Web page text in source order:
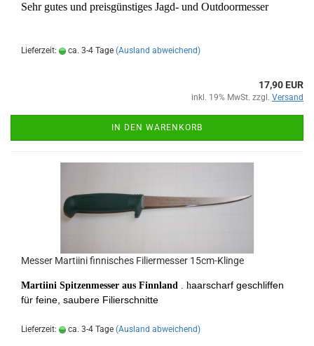
Sehr gutes und preisgünstiges Jagd- und Outdoormesser
Lieferzeit: ca. 3-4 Tage (Ausland abweichend)
17,90 EUR
inkl. 19% MwSt. zzgl. Versand
IN DEN WARENKORB
Messer Martiini finnisches Filiermesser 15cm-Klinge
Martiini Spitzenmesser aus Finnland . haarscharf geschliffen
für feine, saubere Filierschnitte
Lieferzeit: ca. 3-4 Tage (Ausland abweichend)